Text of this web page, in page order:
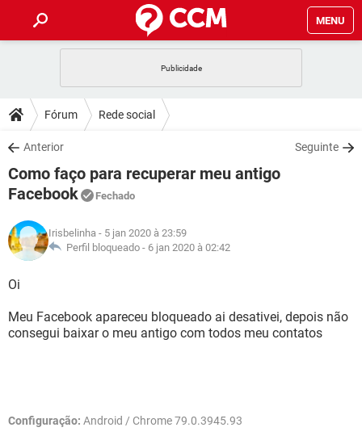
MENU
CELULAR
OUTLOOK
INSTAGRAM GMAIL
GUIA DE COMPRAS
DICAS
JOGOS
OUTLOOK
GUIA DE COMPRAS
DOWNLOADS
JOGOS WHATSAPP
CELULAR
OUTLOOK
INSTAGRAM
GUIA DE COMPRAS
FÓRUM
CELULAR FACEBOOK
GUIA DE COMPRAS
GLOSSÁRIO
JOGOS
CELULAR
OUTLOOK EXCEL
INSTAGRAM GMAIL
Fórum Rede social
Anterior Seguinte
Como faço para recuperar meu antigo
Facebook
Fechado
Irisbelinha - 5 jan 2020 à 23:59
Perfil bloqueado - 6 jan 2020 à 02:42
Oi
Meu Facebook apareceu bloqueado ai desativei, depois não
consegui baixar o meu antigo com todos meu contatos
Configuração: Android / Chrome 79.0.3945.93